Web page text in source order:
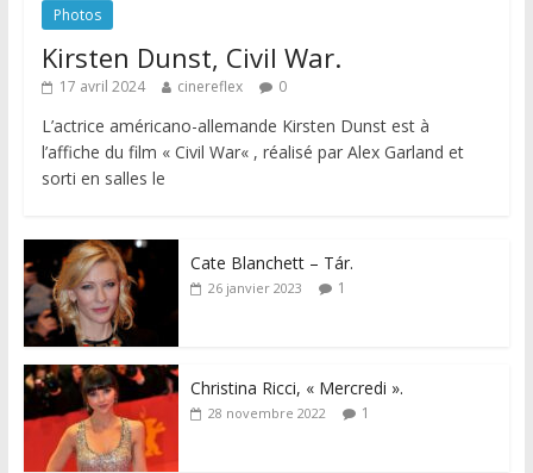
Photos
Kirsten Dunst, Civil War.
17 avril 2024 cinereflex 0
L’actrice américano-allemande Kirsten Dunst est à
l’affiche du film « Civil War« , réalisé par Alex Garland et
sorti en salles le
Cate Blanchett – Tár.
26 janvier 2023 1
Christina Ricci, « Mercredi ».
28 novembre 2022 1